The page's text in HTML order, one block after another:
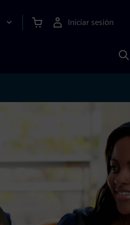
Iniciar sesión